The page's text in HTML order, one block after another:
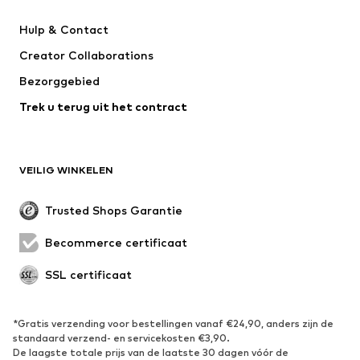
WE Fashion
Hulp & Contact
Creator Collaborations
Bezorggebied
Trek u terug uit het contract
VEILIG WINKELEN
Trusted Shops Garantie
Becommerce certificaat
SSL certificaat
*Gratis verzending voor bestellingen vanaf €24,90, anders zijn de
standaard verzend- en servicekosten €3,90.
De laagste totale prijs van de laatste 30 dagen vóór de